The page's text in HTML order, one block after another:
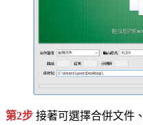
第2步 接著可選擇合併文件